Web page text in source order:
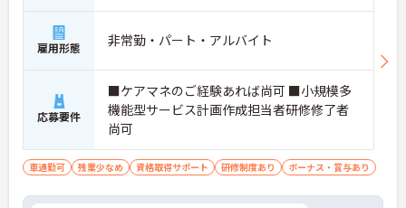
雇用形態 非常勤・パート・アルバイト
応募要件
■ケアマネのご経験あれば尚可 ■小規模多
機能型サービス計画作成担当者研修修了者
尚可
車通勤可 残業少なめ 資格取得サポート 研修制度あり ボーナス・賞与あり